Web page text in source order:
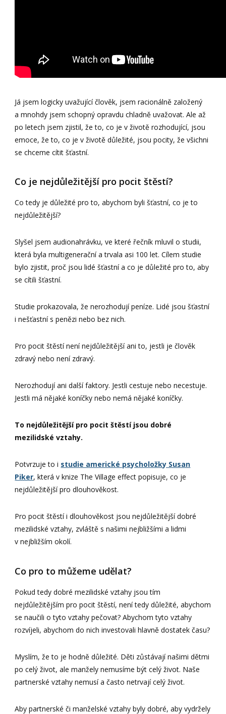
Já jsem logicky uvažující člověk, jsem racionálně založený
a mnohdy jsem schopný opravdu chladně uvažovat. Ale až
po letech jsem zjistil, že to, co je v životě rozhodující, jsou
emoce, že to, co je v životě důležité, jsou pocity, že všichni
se chceme cítit šťastní.
Co je nejdůležitější pro pocit štěstí?
Co tedy je důležité pro to, abychom byli šťastní, co je to
nejdůležitější?
Slyšel jsem audionahrávku, ve které řečník mluvil o studii,
která byla multigenerační a trvala asi 100 let. Cílem studie
bylo zjistit, proč jsou lidé šťastní a co je důležité pro to, aby
se cítili šťastní.
Studie prokazovala, že nerozhodují peníze. Lidé jsou šťastní
i nešťastní s penězi nebo bez nich.
Pro pocit štěstí není nejdůležitější ani to, jestli je člověk
zdravý nebo není zdravý.
Nerozhodují ani další faktory. Jestli cestuje nebo necestuje.
Jestli má nějaké koníčky nebo nemá nějaké koníčky.
To nejdůležitější pro pocit štěstí jsou dobré
mezilidské vztahy.
Potvrzuje to i studie americké psycholožky Susan
Piker, která v knize The Village effect popisuje, co je
nejdůležitější pro dlouhověkost.
Pro pocit štěstí i dlouhověkost jsou nejdůležitější dobré
mezilidské vztahy, zvláště s našimi nejbližšími a lidmi
v nejbližším okolí.
Co pro to můžeme udělat?
Pokud tedy dobré mezilidské vztahy jsou tím
nejdůležitějším pro pocit štěstí, není tedy důležité, abychom
se naučili o tyto vztahy pečovat? Abychom tyto vztahy
rozvíjeli, abychom do nich investovali hlavně dostatek času?
Myslím, že to je hodně důležité. Děti zůstávají našimi dětmi
po celý život, ale manžely nemusíme být celý život. Naše
partnerské vztahy nemusí a často netrvají celý život.
Aby partnerské či manželské vztahy byly dobré, aby vydržely